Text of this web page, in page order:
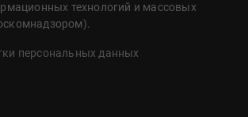
технологий и массовых
персональных данных